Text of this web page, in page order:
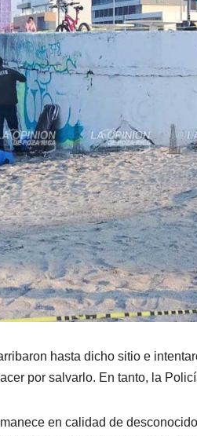
hasta dicho sitio e
por salvarlo. En tanto, la
en calidad de